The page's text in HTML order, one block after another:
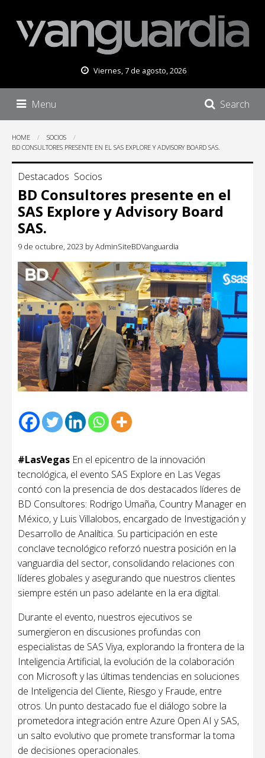
Viernes, 7 de agosto, 2026
Menu Search
HOME
SOCIOS
BD CONSULTORES PRESENTE EN EL SAS EXPLORE Y ADVISORY BOARD SAS.
Destacados Socios
BD Consultores presente en el
SAS Explore y Advisory Board
SAS.
9 de octubre, 2023 byAdminSiteBDVanguardia
#LasVegas En el epicentro de la innovación
tecnológica, el evento SAS Explore en Las Vegas
contó con la presencia de dos destacados líderes de
BD Consultores: Rodrigo Umaña, Country Manager en
México, y Luis Villalobos, encargado de Investigación y
Desarrollo de Analítica. Su participación en este
conclave tecnológico reforzó nuestra posición en la
vanguardia del sector, consolidando relaciones con
líderes globales y asegurando que nuestros clientes
siempre estén un paso adelante en la era digital.
Durante el evento, nuestros ejecutivos se
sumergieron en discusiones profundas con
especialistas de SAS Viya, explorando la frontera de la
Inteligencia Artificial, la evolución de la colaboración
con Microsoft y las últimas tendencias en soluciones
de Inteligencia del Cliente, Riesgo y Fraude, entre
otros. Un punto destacado fue el diálogo sobre la
prometedora integración entre Azure Open AI y SAS,
un salto evolutivo que promete transformar la toma
de decisiones operacionales.